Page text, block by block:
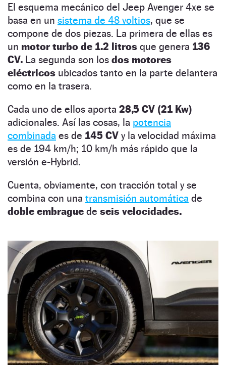
El esquema mecánico del Jeep Avenger 4xe se
basa en un sistema de 48 voltios, que se
compone de dos piezas. La primera de ellas es
un motor turbo de 1.2 litros que genera 136
CV. La segunda son los dos motores
eléctricos ubicados tanto en la parte delantera
como en la trasera.
Cada uno de ellos aporta 28,5 CV (21 Kw)
adicionales. Así las cosas, la potencia
combinada es de 145 CV y la velocidad máxima
es de 194 km/h; 10 km/h más rápido que la
versión e-Hybrid.
Cuenta, obviamente, con tracción total y se
combina con una transmisión automática de
doble embrague de seis velocidades.